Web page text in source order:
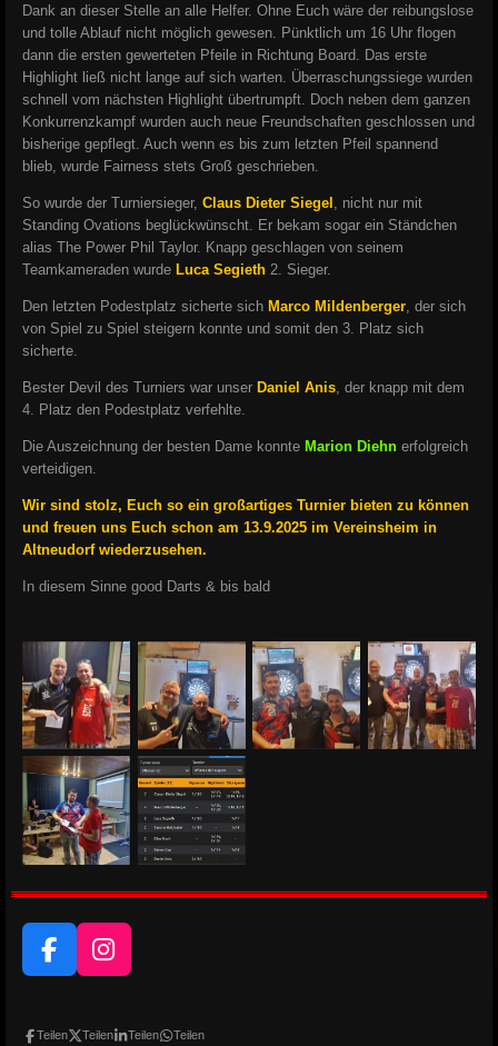
Dank an dieser Stelle an alle Helfer. Ohne Euch wäre der reibungslose
und tolle Ablauf nicht möglich gewesen.
Pünktlich um 16 Uhr flogen
dann die ersten gewerteten Pfeile in Richtung Board. Das erste
Highlight ließ nicht lange auf sich warten. Überraschungssiege wurden
schnell vom nächsten Highlight übertrumpft. Doch neben dem ganzen
Konkurrenzkampf wurden auch neue Freundschaften geschlossen und
bisherige gepflegt. Auch wenn es bis zum letzten Pfeil spannend
blieb, wurde Fairness stets Groß geschrieben.
So wurde der Turniersieger, Claus Dieter Siegel
, nicht nur mit
Standing Ovations beglückwünscht. Er bekam sogar ein Ständchen
alias The Power Phil Taylor. Knapp geschlagen von seinem
Teamkameraden wurde Luca Segieth 2. Sieger.
Den letzten Podestplatz sicherte sich Marco Mildenberger , der sich
von Spiel zu Spiel steigern konnte und somit den 3. Platz sich
sicherte.
Bester Devil des Turniers war unser Daniel Anis , der knapp mit dem
4. Platz den Podestplatz verfehlte.
Die Auszeichnung der besten Dame konnte Marion Diehn erfolgreich
verteidigen.
Wir sind stolz, Euch so ein großartiges Turnier bieten zu können
und freuen uns Euch schon am 13.9.2025 im Vereinsheim in
Altneudorf wiederzusehen.
In diesem Sinne good Darts & bis bald
F
e
I
t
Teilen Teilen Teilen Teilen